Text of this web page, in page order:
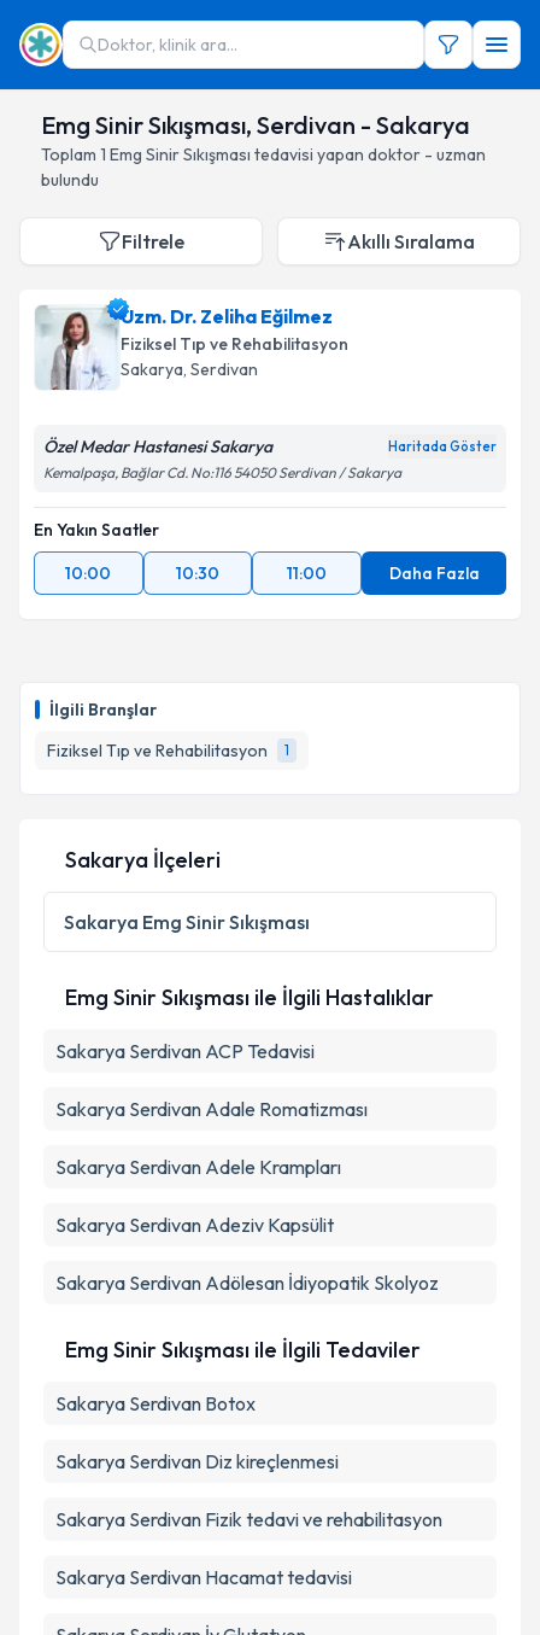
Doktor, klinik ara...
Emg Sinir Sıkışması, Serdivan - Sakarya
Toplam 1 Emg Sinir Sıkışması tedavisi yapan doktor - uzman
bulundu
İlgili Branşlar
Fiziksel Tıp ve Rehabilitasyon
1
Filtrele Akıllı Sıralama
Uzm. Dr. Zeliha Eğilmez
Fiziksel Tıp ve Rehabilitasyon
Sakarya, Serdivan
Özel Medar Hastanesi Sakarya Haritada Göster
Kemalpaşa, Bağlar Cd. No:116 54050 Serdivan / Sakarya
En Yakın Saatler
10:00
10:30 11:00 Daha Fazla
Sakarya İlçeleri
Sakarya Emg Sinir Sıkışması
Emg Sinir Sıkışması ile İlgili Hastalıklar
Sakarya Serdivan ACP Tedavisi
Sakarya Serdivan Adale Romatizması
Sakarya Serdivan Adele Krampları
Sakarya Serdivan Adeziv Kapsülit
Sakarya Serdivan Adölesan İdiyopatik Skolyoz
Emg Sinir Sıkışması ile İlgili Tedaviler
Sakarya Serdivan Botox
Sakarya Serdivan Diz kireçlenmesi
Sakarya Serdivan Fizik tedavi ve rehabilitasyon
Sakarya Serdivan Hacamat tedavisi